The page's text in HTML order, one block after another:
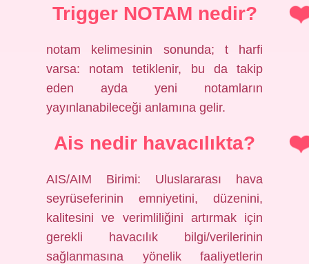
Trigger NOTAM nedir?
notam kelimesinin sonunda; t harfi
varsa: notam tetiklenir, bu da takip
eden ayda yeni notamların
yayınlanabileceği anlamına gelir.
Ais nedir havacılıkta?
AIS/AIM Birimi: Uluslararası hava
seyrüseferinin emniyetini, düzenini,
kalitesini ve verimliliğini artırmak için
gerekli havacılık bilgi/verilerinin
sağlanmasına yönelik faaliyetlerin